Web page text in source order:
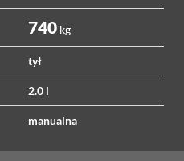
740 kg
tył
2.0 l
manualna